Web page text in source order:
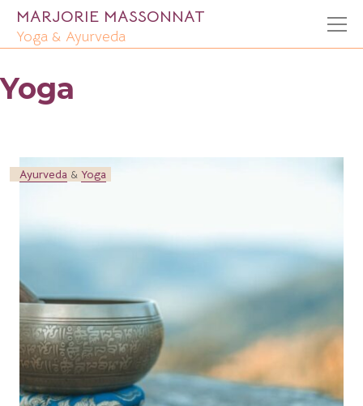
MARJORIE MASSONNAT
Yoga & Ayurveda
Yoga
Ayurveda & Yoga